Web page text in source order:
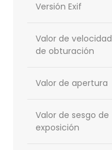
Versión Exif
Valor de velocidad
de obturación
Valor de apertura
Valor de sesgo de
exposición